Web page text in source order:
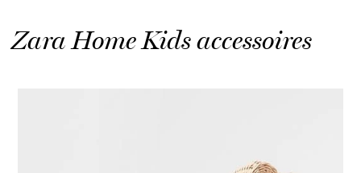
Zara Home Kids accessoires